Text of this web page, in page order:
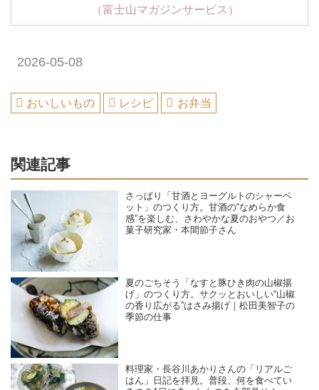
（富士山マガジンサービス）
2026-05-08
おいしいもの レシピ お弁当
関連記事
さっぱり「甘酒とヨーグルトのシャーベ
ット」のつくり方。甘酒の“なめらか食
感”を楽しむ、さわやかな夏のおやつ／お
菓子研究家・本間節子さん
夏のごちそう「なすと豚ひき肉の山椒揚
げ」のつくり方。サクッとおいしい“山椒
の香り広がる”はさみ揚げ｜松田美智子の
季節の仕事
料理家・長谷川あかりさんの「リアルご
はん」日記を拝見。普段、何を食べてい